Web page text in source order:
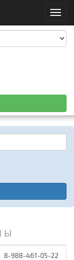
8-988-461-05-22